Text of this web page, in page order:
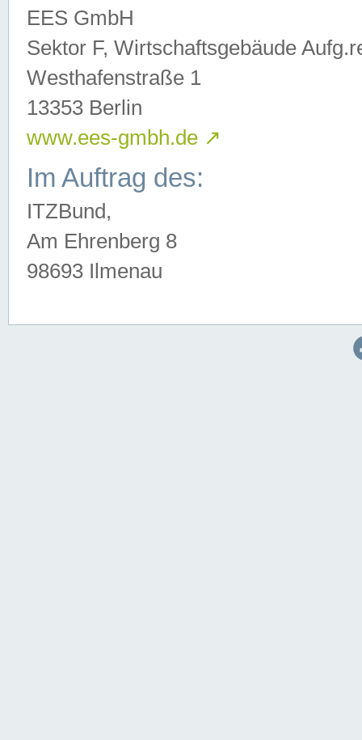
EES GmbH
Sektor F, Wirtschaftsgebäude
Westhafenstraße 1
13353 Berlin
www.ees-gmbh.de ↗
Im Auftrag des:
ITZBund,
Am Ehrenberg 8
98693 Ilmenau